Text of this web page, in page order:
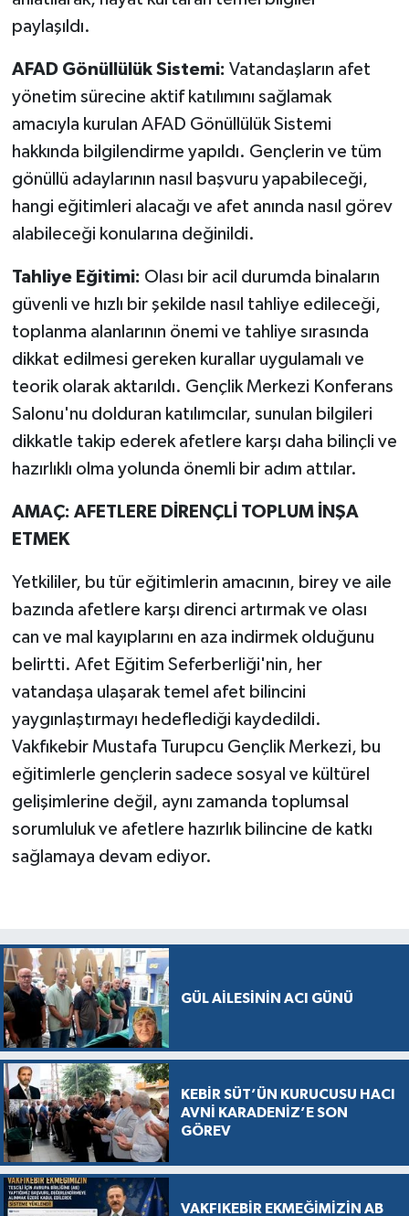
paylaşıldı.
AFAD Gönüllülük Sistemi: Vatandaşların afet
yönetim sürecine aktif katılımını sağlamak
amacıyla kurulan AFAD Gönüllülük Sistemi
hakkında bilgilendirme yapıldı. Gençlerin ve tüm
gönüllü adaylarının nasıl başvuru yapabileceği,
hangi eğitimleri alacağı ve afet anında nasıl görev
alabileceği konularına değinildi.
Tahliye Eğitimi: Olası bir acil durumda binaların
güvenli ve hızlı bir şekilde nasıl tahliye edileceği,
toplanma alanlarının önemi ve tahliye sırasında
dikkat edilmesi gereken kurallar uygulamalı ve
teorik olarak aktarıldı. Gençlik Merkezi Konferans
Salonu'nu dolduran katılımcılar, sunulan bilgileri
dikkatle takip ederek afetlere karşı daha bilinçli ve
hazırlıklı olma yolunda önemli bir adım attılar.
AMAÇ: AFETLERE DİRENÇLİ TOPLUM İNŞA
ETMEK
Yetkililer, bu tür eğitimlerin amacının, birey ve aile
bazında afetlere karşı direnci artırmak ve olası
can ve mal kayıplarını en aza indirmek olduğunu
belirtti. Afet Eğitim Seferberliği'nin, her
vatandaşa ulaşarak temel afet bilincini
yaygınlaştırmayı hedeflediği kaydedildi.
Vakfıkebir Mustafa Turupcu Gençlik Merkezi, bu
eğitimlerle gençlerin sadece sosyal ve kültürel
gelişimlerine değil, aynı zamanda toplumsal
sorumluluk ve afetlere hazırlık bilincine de katkı
sağlamaya devam ediyor.
GÜL AİLESİNİN ACI GÜNÜ
KEBİR SÜT’ÜN KURUCUSU HACI
AVNİ KARADENİZ’E SON
GÖREV
VAKFIKEBİR EKMEĞİMİZİN AB